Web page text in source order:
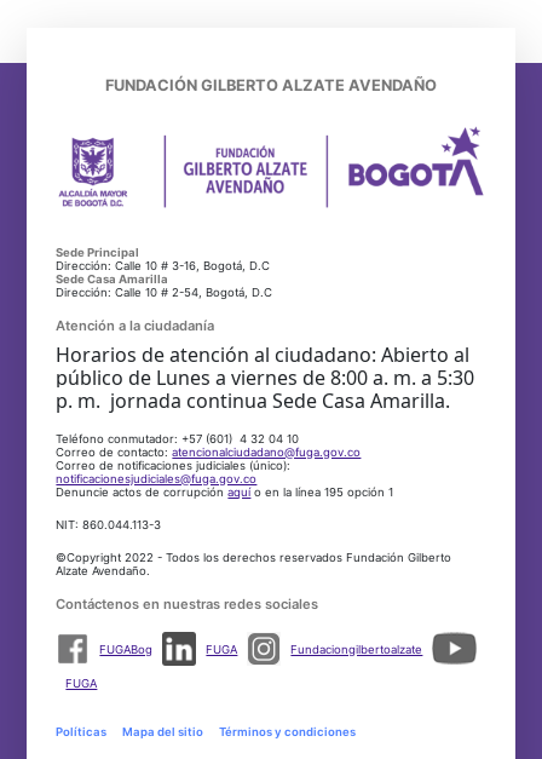
FUNDACIÓN GILBERTO ALZATE AVENDAÑO
Sede Principal
Dirección: Calle 10 # 3-16, Bogotá, D.C
Sede Casa Amarilla
Dirección: Calle 10 # 2-54, Bogotá, D.C
Atención a la ciudadanía
Horarios de atención al ciudadano: Abierto al
público de Lunes a viernes de 8:00 a. m. a 5:30
p. m. jornada continua Sede Casa Amarilla.
Teléfono conmutador: +57 (601) 4 32 04 10
Correo de contacto:atencionalciudadano@fuga.gov.co
Correo de notificaciones judiciales (único):
notificacionesjudiciales@fuga.gov.co
Denuncie actos de corrupciónaquío en la línea 195 opción 1
NIT: 860.044.113-3
©Copyright 2022 - Todos los derechos reservados Fundación Gilberto
Alzate Avendaño.
Contáctenos en nuestras redes sociales
FUGABog FUGA Fundaciongilbertoalzate
FUGA
Políticas Mapa del sitio Términos y condiciones